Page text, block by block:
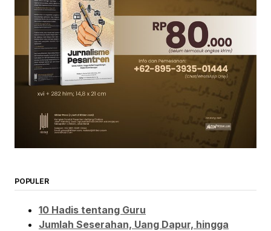
POPULER
10 Hadis tentang Guru
Jumlah Seserahan, Uang Dapur, hingga